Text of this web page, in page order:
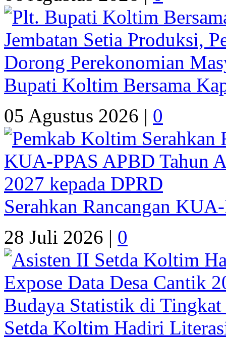
Bupati Koltim Bersama
05 Agustus 2026 | 0
Serahkan Rancangan
28 Juli 2026 | 0
Setda Koltim Hadiri